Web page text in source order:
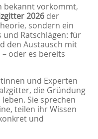
bekannt vorkommt,
2026der
sondern ein
Ratschlägen: für
den Austausch mit
oder es bereits
und Experten
die Gründung
Sie sprechen
teilen ihr Wissen
und